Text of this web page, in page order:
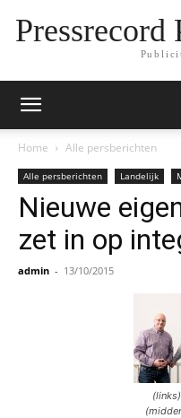
Home Alle persberichten
Alle persberichten Landelijk
Nieuwe
zet in op
admin - 13/10/2015